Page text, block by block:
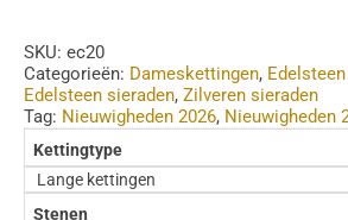
SKU: ec20
Categorieën: Dameskettingen,
Edelsteen sieraden, Zilveren sieraden
Tag: Nieuwigheden 2026, Nieuwigheden
Kettingtype
Lange kettingen
Stenen